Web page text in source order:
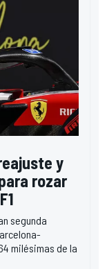
y
rozar
segunda
milésimas de la